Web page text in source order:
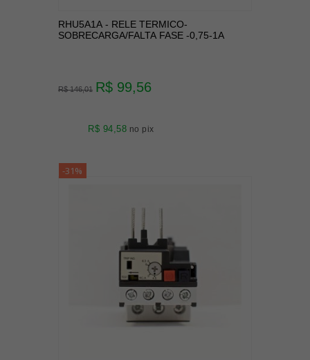
RHU5A1A - RELE TERMICO-
SOBRECARGA/FALTA FASE -0,75-1A
R$ 146,01 R$ 99,56
R$ 94,58 no pix
-31%